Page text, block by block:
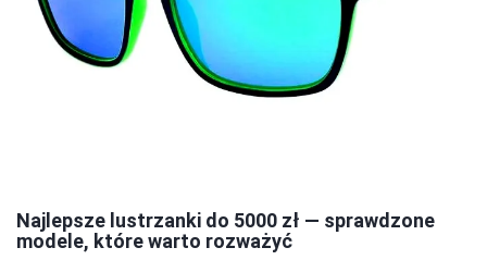
Najlepsze lustrzanki do 5000 zł — sprawdzone
modele, które warto rozważyć